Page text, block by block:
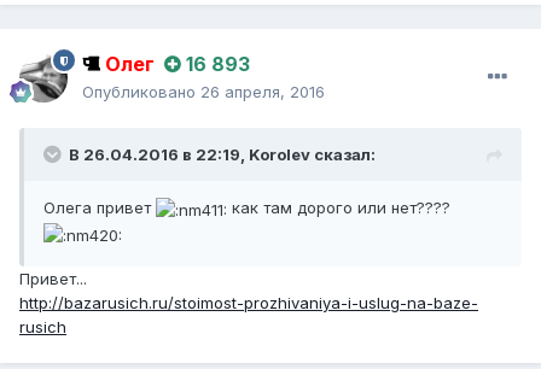
Олег 16 893
Опубликовано 26 апреля, 2016
В 26.04.2016 в 22:19, Korolev сказал:
Олега привет как там дорого или нет????
Привет...
http://bazarusich.ru/stoimost-prozhivaniya-i-uslug-na-baze-
rusich